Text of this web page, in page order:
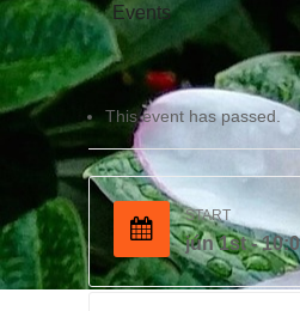
Events
This event has passed.
START
jún 1st -